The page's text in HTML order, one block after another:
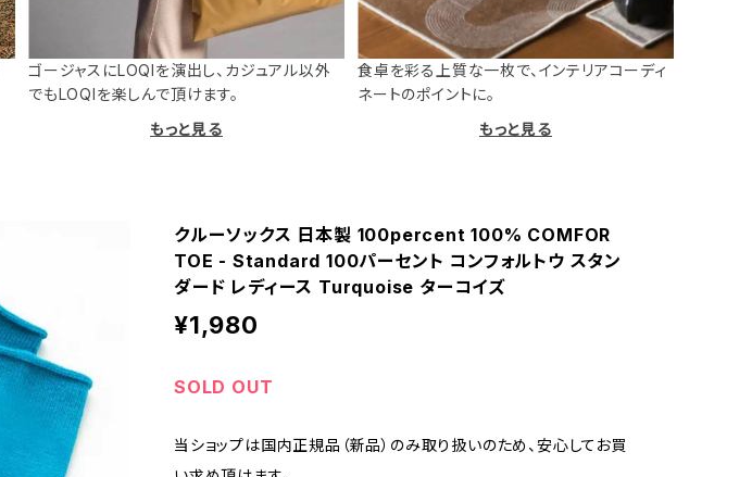
ゴージャスにLOQIを演出し、カジュアル以外
でもLOQIを楽しんで頂けます。
もっと見る
食卓を彩る上質な一枚で、インテリアコーディ
ネートのポイントに。
もっと見る
クルーソックス 日本製 100percent 100% COMFOR
TOE - Standard 100パーセント コンフォルトウ スタン
ダード レディース Turquoise ターコイズ
¥1,980
SOLD OUT
当ショップは国内正規品（新品）のみ取り扱いのため、安心してお買